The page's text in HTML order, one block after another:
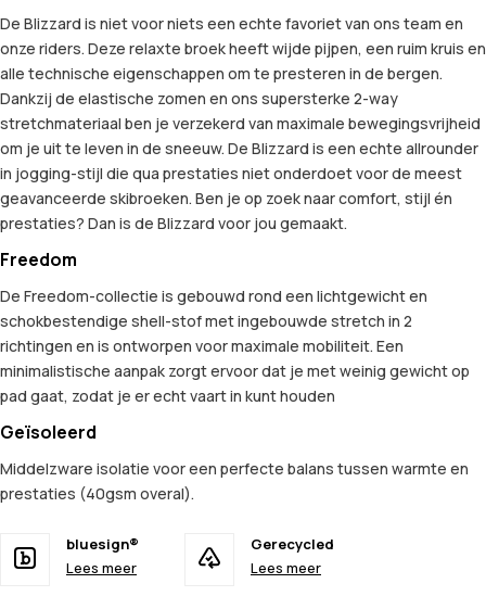
De Blizzard is niet voor niets een echte favoriet van ons team en
onze riders. Deze relaxte broek heeft wijde pijpen, een ruim kruis en
alle technische eigenschappen om te presteren in de bergen.
Dankzij de elastische zomen en ons supersterke 2-way
stretchmateriaal ben je verzekerd van maximale bewegingsvrijheid
om je uit te leven in de sneeuw. De Blizzard is een echte allrounder
in jogging-stijl die qua prestaties niet onderdoet voor de meest
geavanceerde skibroeken. Ben je op zoek naar comfort, stijl én
prestaties? Dan is de Blizzard voor jou gemaakt.
Freedom
De Freedom-collectie is gebouwd rond een lichtgewicht en
schokbestendige shell-stof met ingebouwde stretch in 2
richtingen en is ontworpen voor maximale mobiliteit. Een
minimalistische aanpak zorgt ervoor dat je met weinig gewicht op
pad gaat, zodat je er echt vaart in kunt houden
Geïsoleerd
Middelzware isolatie voor een perfecte balans tussen warmte en
prestaties (40gsm overal).
bluesign®
Lees meer
Gerecycled
Lees meer